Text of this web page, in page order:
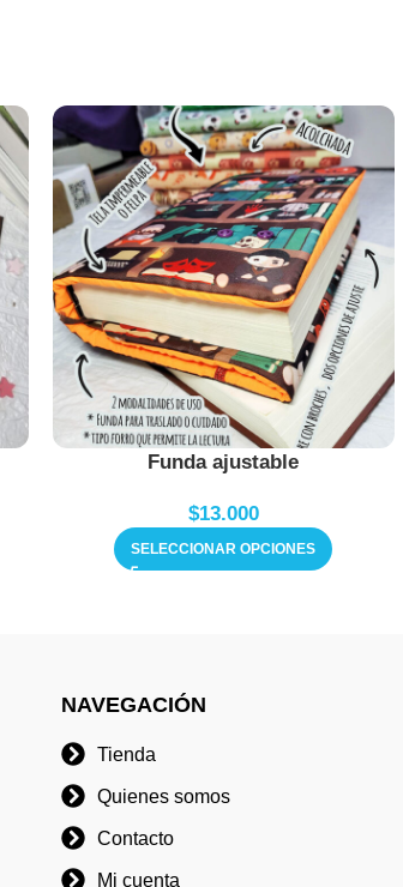
Funda ajustable
$13.000
SELECCIONAR OPCIONES
NAVEGACIÓN
Tienda
Quienes somos
Contacto
Mi cuenta